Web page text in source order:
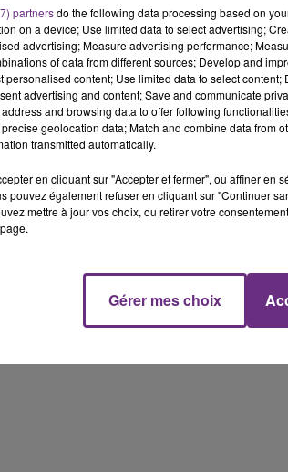
2020
C'était l'une des
rémois. Le magasin
FM
partnersdo the following data processing based on
on a device; Use limited data to select advertising;
advertising; Measure advertising performance;
of data from different sources; Develop and
personalised content; Use limited data to select
advertising and content; Save and communicate
and browsing data to offer following
geolocation data; Match and combine data from
transmitted automatically.
en cliquant sur "Accepter et fermer", ou affiner en
pouvez également refuser en cliquant sur "Continuer
mettre à jour vos choix, ou retirer votre
Gérer mes choix